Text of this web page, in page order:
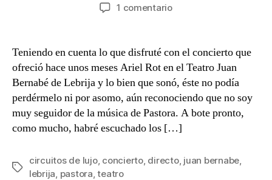
1 comentarioen
Teatro
Bernabé
de
Lebrija
–
18/Oct./2008
Teniendo en cuenta lo que disfruté con el concierto que
ofreció hace unos meses Ariel Rot en el Teatro Juan
Bernabé de Lebrija y lo bien que sonó, éste no podía
perdérmelo ni por asomo, aún reconociendo que no soy
muy seguidor de la música de Pastora. A bote pronto,
como mucho, habré escuchado los […]
Etiquetas
circuitos de lujo, concierto, directo, juan bernabe
lebrija pastora ,teatro